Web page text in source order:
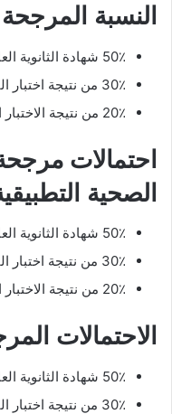
النسبة
50٪ شهادة الثانوية العامة.
30٪ من نتيجة اختبار القدرات.
20٪ من نتيجة الاختبار التحصيلي.
احتمالات
الصحية
50٪ شهادة الثانوية العامة.
30٪ من نتيجة اختبار القدرات.
20٪ من نتيجة الاختبار التحصيلي.
الاحتمالات
50٪ شهادة الثانوية العامة.
30٪ من نتيجة اختبار القدرات.